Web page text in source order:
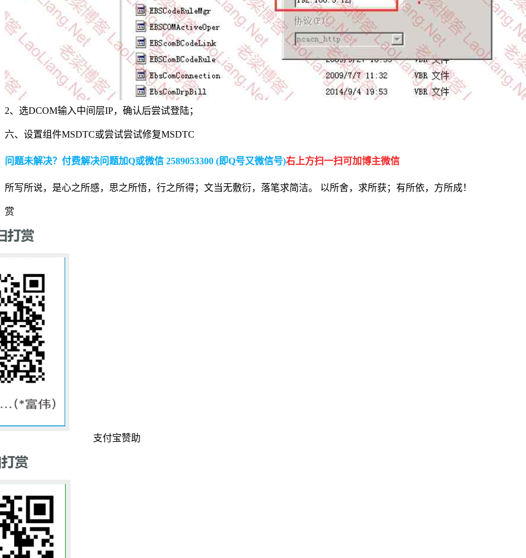
2、选DCOM输入中间层IP，确认后尝试登陆；
六、设置组件MSDTC或尝试尝试修复MSDTC
问题未解决？付费解决问题加Q或微信 2589053300 (即Q号又微信号)右上方扫一扫可加博主微信
所写所说，是心之所感，思之所悟，行之所得；文当无敷衍，落笔求简洁。 以所舍，求所获；有所依，方所成！
赏
支付宝赞助